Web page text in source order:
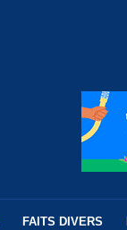
FAITS DIVERS